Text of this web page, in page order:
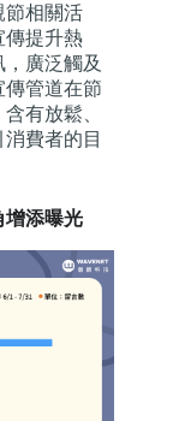
節相關活
傳提升熱
廣泛觸及
管道在節
有放鬆、
費者的目
增添曝光